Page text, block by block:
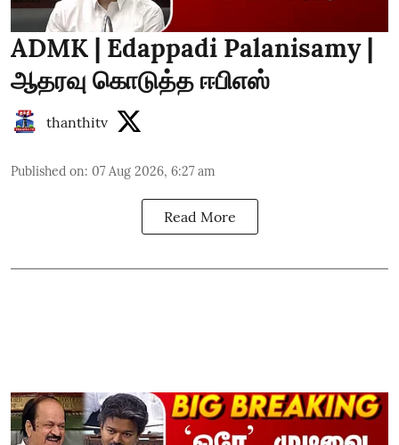
ADMK | Edappadi Palanisamy |
ஆதரவு கொடுத்த ஈபிஎஸ்
thanthitv
Published on: 07 Aug 2026, 6:27 am
Read More